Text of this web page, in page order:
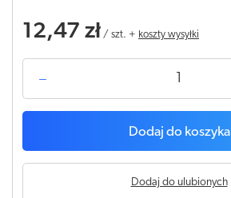
12,47 zł / szt. + koszty wysyłki
Dodaj do koszyka
Dodaj do ulubionych